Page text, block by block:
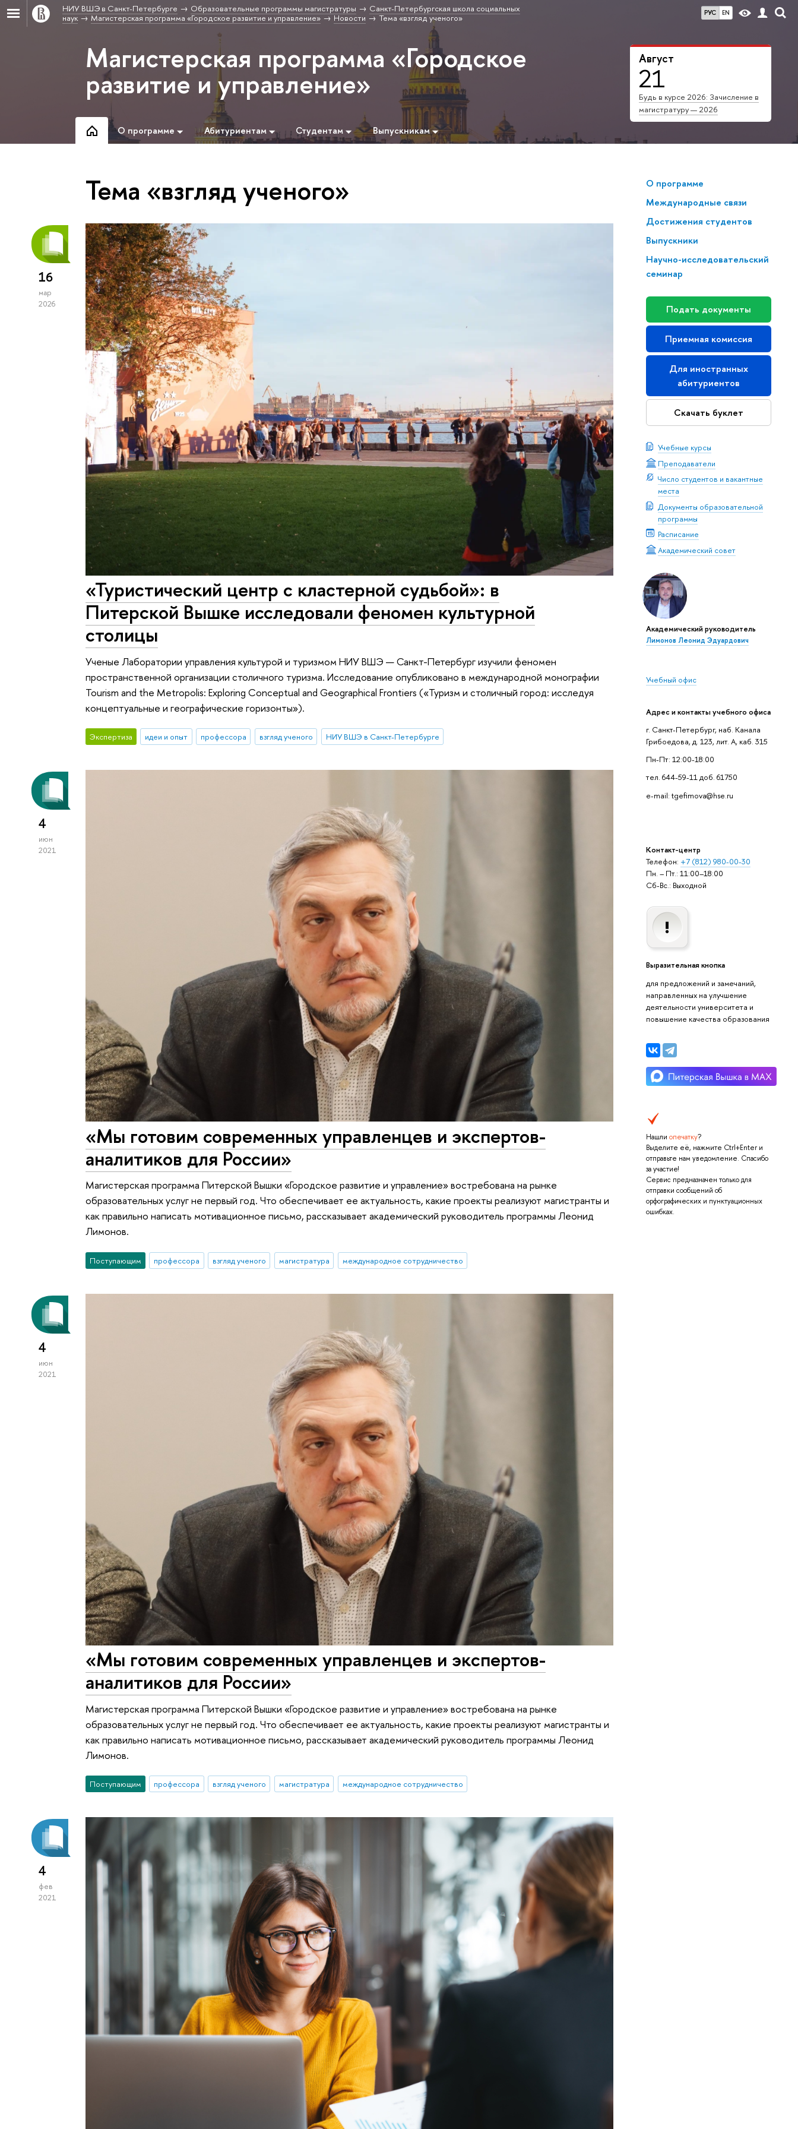
РУС EN
НИУ ВШЭ в Санкт-Петербурге Образовательные программы магистратуры
Санкт-Петербургская школа социальных
наук
Магистерская программа «Городское развитие и управление» Новости Тема «взгляд ученого»
Август
21
Будь в курсе 2026: Зачисление в
магистратуру — 2026
Магистерская программа «Городское
развитие и управление»
О программе Абитуриентам Студентам Выпускникам
О программе
Меж­ду­на­род­ные связи
Достижения студентов
Выпускники
Научно-исследовательский
семинар
Подать документы
Приемная комиссия
Для иностранных
абитуриентов
Скачать буклет
Учебные курсы
Преподаватели
Число студентов и вакантные
места
Документы образовательной
программы
Расписание
Академический совет
Академический руководитель
Лимонов Леонид Эдуардович
Учебный офис
Адрес и контакты учебного офиса
г. Санкт-Петербург, наб. Канала
Грибоедова, д. 123, лит. А, каб. 315
Пн-Пт: 12:00-18:00
тел. 644-59-11 доб. 61750
e-mail: tgefimova@hse.ru
Контакт-центр
Телефон: +7 (812) 980-00-30
Пн. – Пт.: 11:00–18:00
Сб-Вс.: Выходной
Выразительная кнопка
для предложений и замечаний,
направленных на улучшение
деятельности университета и
повышение качества образования
Нашли опечатку?
Выделите её, нажмите Ctrl+Enter и
отправьте нам уведомление. Спасибо
за участие!
Сервис предназначен только для
отправки сообщений об
орфографических и пунктуационных
ошибках.
Тема «взгляд ученого»
16
мар
2026
«Туристический центр с кластерной судьбой»: в
Питерской Вышке исследовали феномен культурной
столицы
Ученые Лаборатории управления культурой и туризмом НИУ ВШЭ — Санкт-Петербург изучили феномен
пространственной организации столичного туризма. Исследование опубликовано в международной монографии
Tourism and the Metropolis: Exploring Conceptual and Geographical Frontiers («Туризм и столичный город: исследуя
концептуальные и географические горизонты»).
Экспертиза идеи и опыт профессора взгляд ученого НИУ ВШЭ в Санкт-Петербурге
4
июн
2021
«Мы готовим современных управленцев и экспертов-
аналитиков для России»
Магистерская программа Питерской Вышки «Городское развитие и управление» востребована на рынке
образовательных услуг не первый год. Что обеспечивает ее актуальность, какие проекты реализуют магистранты и
как правильно написать мотивационное письмо, рассказывает академический руководитель программы Леонид
Лимонов.
Поступающим профессора взгляд ученого магистратура международное сотрудничество
4
июн
2021
«Мы готовим современных управленцев и экспертов-
аналитиков для России»
Магистерская программа Питерской Вышки «Городское развитие и управление» востребована на рынке
образовательных услуг не первый год. Что обеспечивает ее актуальность, какие проекты реализуют магистранты и
как правильно написать мотивационное письмо, рассказывает академический руководитель программы Леонид
Лимонов.
Поступающим профессора взгляд ученого магистратура международное сотрудничество
4
фев
2021